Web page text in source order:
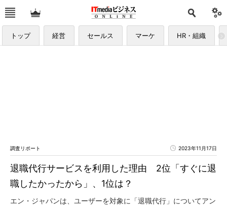
トップ 経営 セールス マーケ HR・組織
調査リポート 2023年11月17日
退職代行サービスを利用した理由 2位「すぐに退
職したかったから」、1位は？
エン・ジャパンは、ユーザーを対象に「退職代行」についてアン